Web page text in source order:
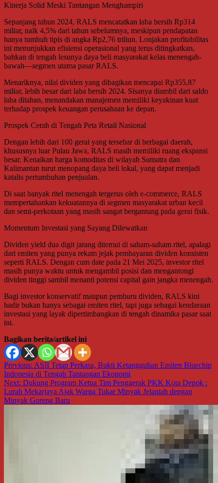
Kinerja Solid Meski Tantangan Menghampiri
Sepanjang tahun 2024, RALS mencatatkan laba bersih Rp314
miliar, naik 4,5% dari tahun sebelumnya, meskipun pendapatan
hanya tumbuh tipis di angka Rp2,76 triliun. Lonjakan profitabilitas
ini menunjukkan efisiensi operasional yang terus ditingkatkan,
bahkan di tengah lesunya daya beli masyarakat kelas menengah-
bawah—segmen utama pasar RALS.
Menariknya, nilai dividen yang dibagikan mencapai Rp355,87
miliar, lebih besar dari laba bersih 2024. Sisanya diambil dari saldo
laba ditahan, menandakan manajemen memiliki keyakinan kuat
terhadap prospek keuangan perusahaan ke depan.
Prospek Cerah di Tengah Peta Retail Nasional
Dengan lebih dari 100 gerai yang tersebar di berbagai daerah,
khususnya luar Pulau Jawa, RALS masih memiliki ruang ekspansi
besar. Kenaikan harga komoditas di wilayah Sumatra dan
Kalimantan turut menopang daya beli lokal, yang dapat menjadi
katalis pertumbuhan penjualan.
Di saat banyak ritel menengah tergerus oleh e-commerce, RALS
mempertahankan kekuatannya di segmen masyarakat urban kecil
dan semi-perkotaan yang masih sangat bergantung pada gerai fisik.
Momentum Investasi yang Sayang Dilewatkan
Dividen yield dua digit jarang ditemui di saham-saham ritel, apalagi
dari emiten yang punya rekam jejak pembayaran dividen konsisten
seperti RALS. Dengan cum date pada 21 Mei 2025, investor ritel
masih punya waktu untuk mengambil posisi dan mengantongi
dividen tinggi sambil menanti potensi capital gain jangka menengah.
Bagi investor konservatif maupun pemburu dividen, RALS kini
hadir bukan hanya sebagai emiten ritel, tapi juga sebagai kendaraan
investasi yang layak dipertimbangkan di tengah dinamika pasar saat
ini.
Bagikan berita/artikel ini
Navigasi
pos
Previous: ASII Tetap Perkasa, Bukti Ketangguhan Emiten Bluechip
Indonesia di Tengah Tantangan Ekonomi
Next: Dukung Program Ketua Tim Penggerak PKK Kota Depok :
Lurah Mekarjaya Ajak Warga Tukar Minyak Jelantah dengan
Minyak Goreng Baru